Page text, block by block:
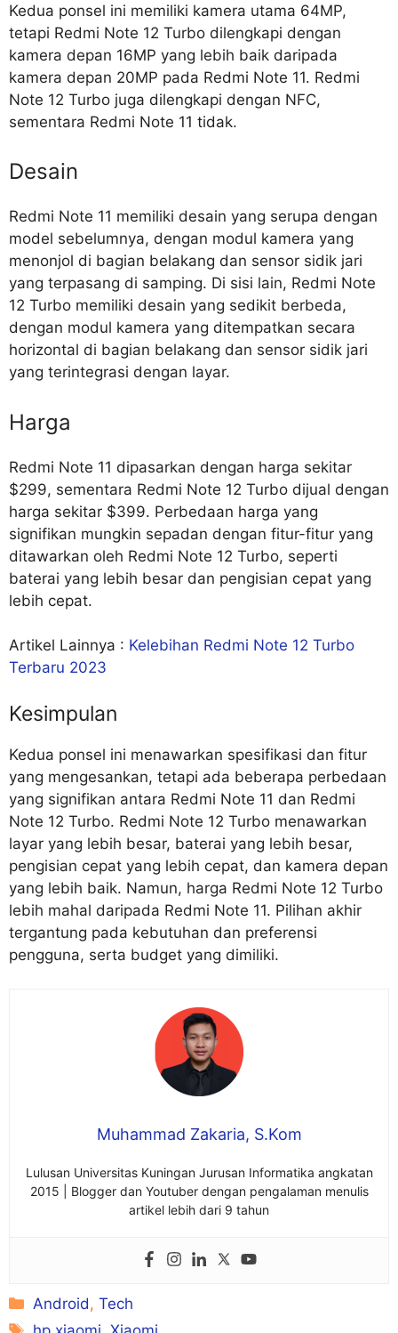
Kedua ponsel ini memiliki kamera utama 64MP,
tetapi Redmi Note 12 Turbo dilengkapi dengan
kamera depan 16MP yang lebih baik daripada
kamera depan 20MP pada Redmi Note 11. Redmi
Note 12 Turbo juga dilengkapi dengan NFC,
sementara Redmi Note 11 tidak.
Desain
Redmi Note 11 memiliki desain yang serupa dengan
model sebelumnya, dengan modul kamera yang
menonjol di bagian belakang dan sensor sidik jari
yang terpasang di samping. Di sisi lain, Redmi Note
12 Turbo memiliki desain yang sedikit berbeda,
dengan modul kamera yang ditempatkan secara
horizontal di bagian belakang dan sensor sidik jari
yang terintegrasi dengan layar.
Harga
Redmi Note 11 dipasarkan dengan harga sekitar
$299, sementara Redmi Note 12 Turbo dijual dengan
harga sekitar $399. Perbedaan harga yang
signifikan mungkin sepadan dengan fitur-fitur yang
ditawarkan oleh Redmi Note 12 Turbo, seperti
baterai yang lebih besar dan pengisian cepat yang
lebih cepat.
Artikel Lainnya : Kelebihan Redmi Note 12 Turbo
Terbaru 2023
Kesimpulan
Kedua ponsel ini menawarkan spesifikasi dan fitur
yang mengesankan, tetapi ada beberapa perbedaan
yang signifikan antara Redmi Note 11 dan Redmi
Note 12 Turbo. Redmi Note 12 Turbo menawarkan
layar yang lebih besar, baterai yang lebih besar,
pengisian cepat yang lebih cepat, dan kamera depan
yang lebih baik. Namun, harga Redmi Note 12 Turbo
lebih mahal daripada Redmi Note 11. Pilihan akhir
tergantung pada kebutuhan dan preferensi
pengguna, serta budget yang dimiliki.
Muhammad Zakaria, S.Kom
Lulusan Universitas Kuningan Jurusan Informatika angkatan
2015 | Blogger dan Youtuber dengan pengalaman menulis
artikel lebih dari 9 tahun
Kategori
Android,Tech
Tag